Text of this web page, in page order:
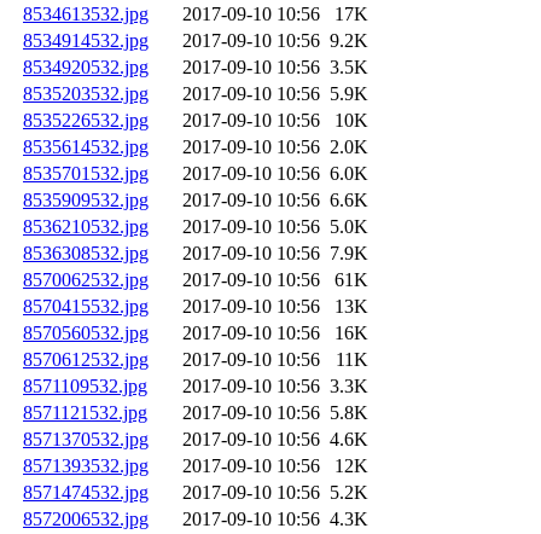
8534613532.jpg
2017-09-10 10:56
17K
8534914532.jpg
2017-09-10 10:56 9.2K
8534920532.jpg
2017-09-10 10:56 3.5K
8535203532.jpg
2017-09-10 10:56 5.9K
8535226532.jpg
2017-09-10 10:56
10K
8535614532.jpg
2017-09-10 10:56 2.0K
8535701532.jpg
2017-09-10 10:56 6.0K
8535909532.jpg
2017-09-10 10:56 6.6K
8536210532.jpg
2017-09-10 10:56 5.0K
8536308532.jpg
2017-09-10 10:56 7.9K
8570062532.jpg
2017-09-10 10:56
61K
8570415532.jpg
2017-09-10 10:56
13K
8570560532.jpg
2017-09-10 10:56
16K
8570612532.jpg
2017-09-10 10:56
11K
8571109532.jpg
2017-09-10 10:56 3.3K
8571121532.jpg
2017-09-10 10:56 5.8K
8571370532.jpg
2017-09-10 10:56 4.6K
8571393532.jpg
2017-09-10 10:56
12K
8571474532.jpg
2017-09-10 10:56 5.2K
8572006532.jpg
2017-09-10 10:56 4.3K